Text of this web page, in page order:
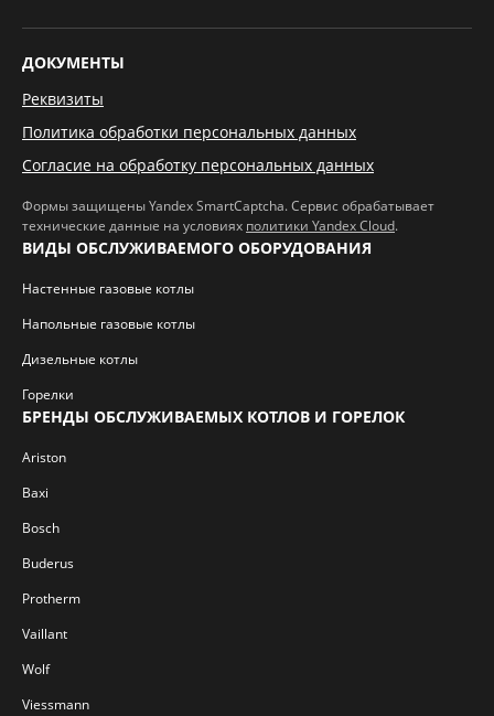
ДОКУМЕНТЫ
Реквизиты
Политика обработки персональных данных
Согласие на обработку персональных данных
Формы защищены Yandex SmartCaptcha. Сервис обрабатывает
технические данные на условиях политики Yandex Cloud.
ВИДЫ ОБСЛУЖИВАЕМОГО ОБОРУДОВАНИЯ
Настенные газовые котлы
Напольные газовые котлы
Дизельные котлы
Горелки
БРЕНДЫ ОБСЛУЖИВАЕМЫХ КОТЛОВ И ГОРЕЛОК
Ariston
Baxi
Bosch
Buderus
Protherm
Vaillant
Wolf
Viessmann